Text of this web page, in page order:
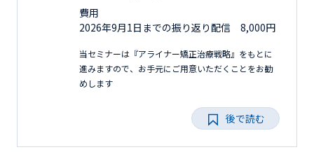
費用
2026年9月1日までの振り返り配信 8,000円
当セミナーは『アライナー矯正治療戦略』をもとに
進みますので、お手元にご用意いただくことをお勧
めします
後で読む